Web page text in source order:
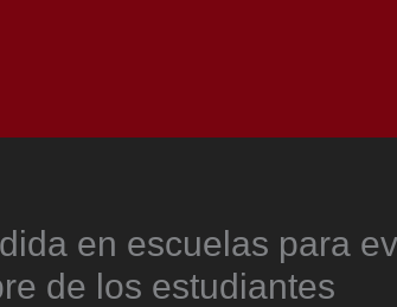
en escuelas para
de los estudiantes